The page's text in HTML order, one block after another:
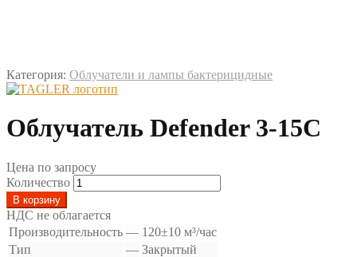
Категория: Облучатели и лампы бактерицидные
Облучатель Defender 3-15С
Цена по запросу
Количество
В корзину
НДС не облагается
Производительность — 120±10 м³/час
Тип
— Закрытый